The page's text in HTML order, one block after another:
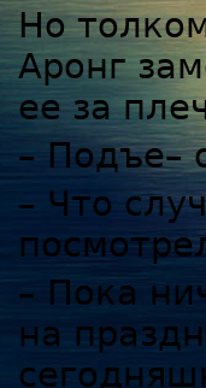
Но
Аронг
ее за
– Подъе–
– Что
– Пока
на